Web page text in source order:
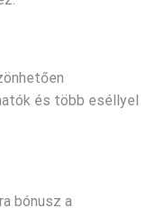
és több eséllyel
bónusz a